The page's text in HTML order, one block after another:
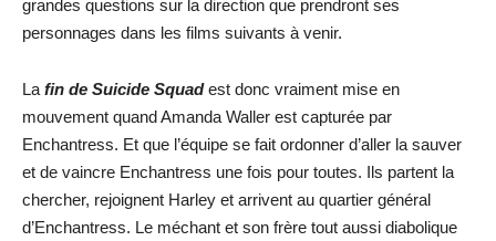
grandes questions sur la direction que prendront ses
personnages dans les films suivants à venir.
La fin de Suicide Squadest donc vraiment mise en
mouvement quand Amanda Waller est capturée par
Enchantress. Et que l’équipe se fait ordonner d’aller la sauver
et de vaincre Enchantress une fois pour toutes. Ils partent la
chercher, rejoignent Harley et arrivent au quartier général
d’Enchantress. Le méchant et son frère tout aussi diabolique